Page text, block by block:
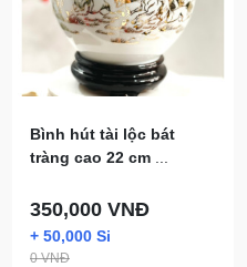
Bình hút tài lộc bát
tràng cao 22 cm
350,000 VNĐ
+ 50,000 Si
0 VNĐ